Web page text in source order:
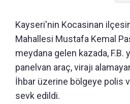
Kayseri'nin Kocasinan
Mahallesi Mustafa Kemal
meydana gelen kazada, F.B.
panelvan araç, virajı
İhbar üzerine bölgeye polis
sevk edildi.